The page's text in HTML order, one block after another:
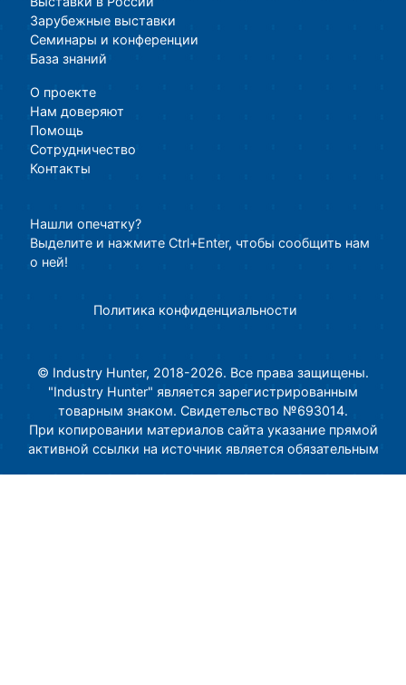
Зарубежные выставки
Семинары и конференции
База знаний
О проекте
Нам доверяют
Помощь
Сотрудничество
Контакты
Нашли опечатку?
Выделите и нажмите Ctrl+Enter, чтобы сообщить нам
о ней!
Политика конфиденциальности
© Industry Hunter, 2018-2026. Все права защищены.
"Industry Hunter" является зарегистрированным
товарным знаком. Свидетельство №693014.
При копировании материалов сайта указание прямой
активной ссылки на источник является обязательным